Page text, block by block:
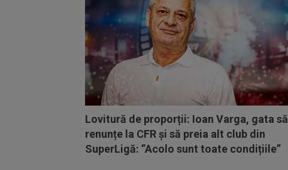
Lovitură de proporții: Ioan Varga, gata să
renunțe la CFR și să preia alt club din
SuperLigă: ”Acolo sunt toate condițiile”